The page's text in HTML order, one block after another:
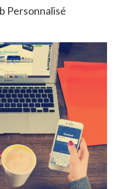
Personnalisé